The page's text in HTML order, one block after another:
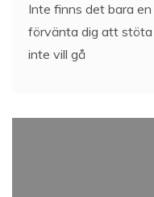
Inte finns det bara
förvänta dig att stöta
inte vill gå